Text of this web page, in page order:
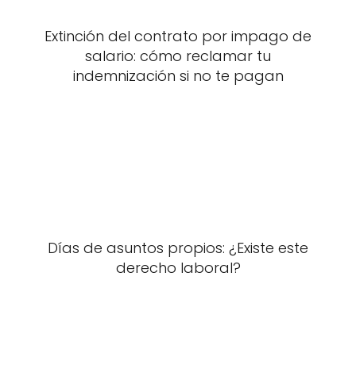
Extinción del contrato por impago de
salario: cómo reclamar tu
indemnización si no te pagan
Días de asuntos propios: ¿Existe este
derecho laboral?